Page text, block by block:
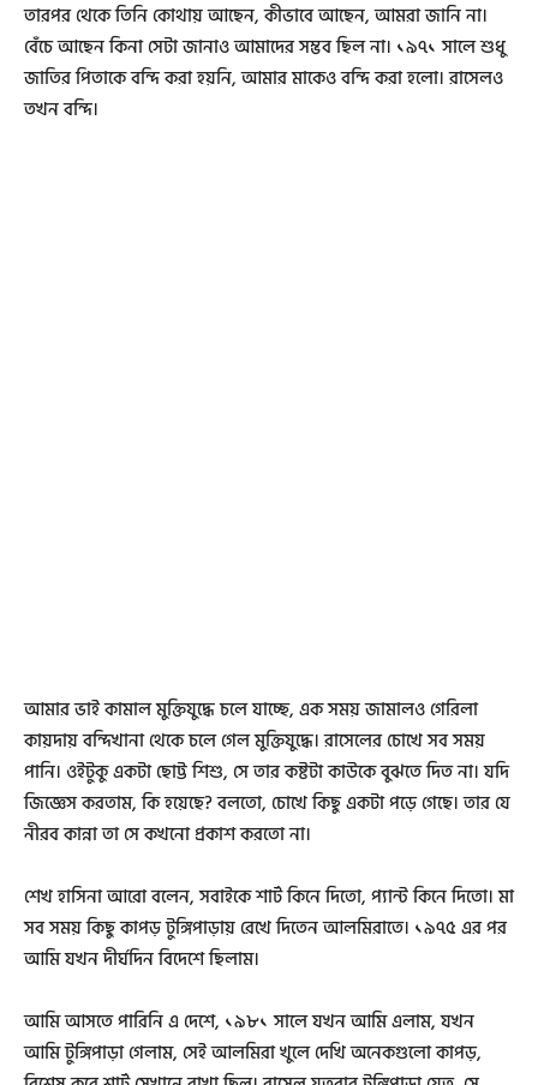
তারপর থেকে তিনি কোথায় আছেন, কীভাবে আছেন, আমরা জানি না।
বেঁচে আছেন কিনা সেটা জানাও আমাদের সম্ভব ছিল না। ১৯৭১ সালে শুধু
জাতির পিতাকে বন্দি করা হয়নি, আমার মাকেও বন্দি করা হলো। রাসেলও
তখন বন্দি।
আমার ভাই কামাল মুক্তিযুদ্ধে চলে যাচ্ছে, এক সময় জামালও গেরিলা
কায়দায় বন্দিখানা থেকে চলে গেল মুক্তিযুদ্ধে। রাসেলের চোখে সব সময়
পানি। ওইটুকু একটা ছোট্ট শিশু, সে তার কষ্টটা কাউকে বুঝতে দিত না। যদি
জিজ্ঞেস করতাম, কি হয়েছে? বলতো, চোখে কিছু একটা পড়ে গেছে। তার যে
নীরব কান্না তা সে কখনো প্রকাশ করতো না।
শেখ হাসিনা আরো বলেন, সবাইকে শার্ট কিনে দিতো, প্যান্ট কিনে দিতো। মা
সব সময় কিছু কাপড় টুঙ্গিপাড়ায় রেখে দিতেন আলমিরাতে। ১৯৭৫ এর পর
আমি যখন দীর্ঘদিন বিদেশে ছিলাম।
আমি আসতে পারিনি এ দেশে, ১৯৮১ সালে যখন আমি এলাম, যখন
আমি টুঙ্গিপাড়া গেলাম, সেই আলমিরা খুলে দেখি অনেকগুলো কাপড়,